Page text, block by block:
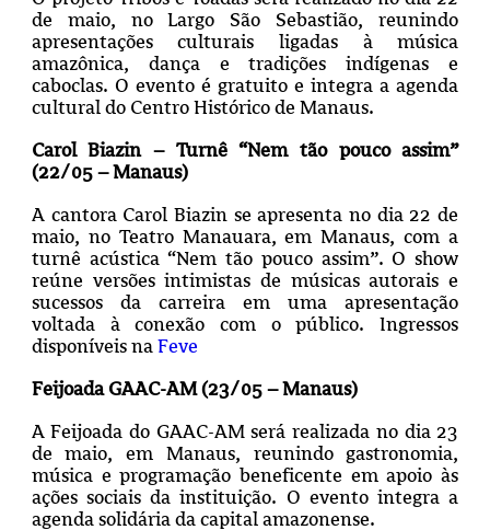
de maio, no Largo São Sebastião, reunindo
apresentações culturais ligadas à música
amazônica, dança e tradições indígenas e
caboclas. O evento é gratuito e integra a agenda
cultural do Centro Histórico de Manaus.
Carol Biazin – Turnê “Nem tão pouco assim”
(22/05 – Manaus)
A cantora Carol Biazin se apresenta no dia 22 de
maio, no Teatro Manauara, em Manaus, com a
turnê acústica “Nem tão pouco assim”. O show
reúne versões intimistas de músicas autorais e
sucessos da carreira em uma apresentação
voltada à conexão com o público. Ingressos
disponíveis na Feve
Feijoada GAAC-AM (23/05 – Manaus)
A Feijoada do GAAC-AM será realizada no dia 23
de maio, em Manaus, reunindo gastronomia,
música e programação beneficente em apoio às
ações sociais da instituição. O evento integra a
agenda solidária da capital amazonense.